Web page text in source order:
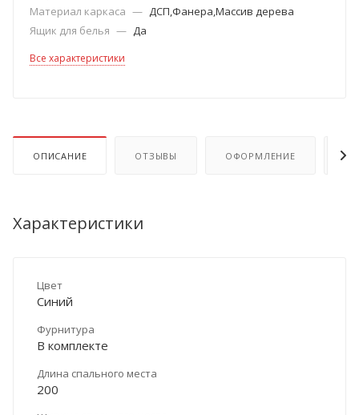
Материал каркаса — ДСП,Фанера,Массив дерева
Ящик для белья — Да
Все характеристики
ОПИСАНИЕ ОТЗЫВЫ ОФОРМЛЕНИЕ
Характеристики
Цвет
Синий
Фурнитура
В комплекте
Длина спального места
200